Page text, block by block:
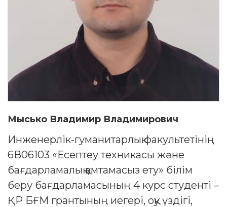
Мысько Владимир Владимирович
Инженерлік-гуманитарлық факультетінің
6В06103 «Есептеу техникасы және
бағдарламалық қамтамасыз ету» білім
беру бағдарламасының 4 курс студенті –
ҚР БҒМ грантының иегері, оқу үздігі,